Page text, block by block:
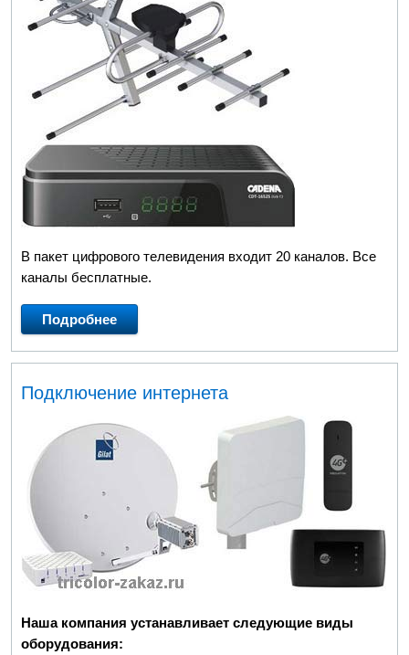
В пакет цифрового телевидения входит 20 каналов. Все
каналы бесплатные.
Подробнее
Подключение интернета
Наша компания устанавливает следующие виды
оборудования: